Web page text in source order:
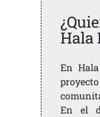
Hala
En
En el